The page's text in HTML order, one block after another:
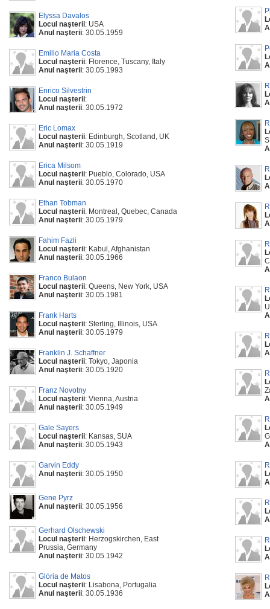
Elyssa Davalos
Locul naşterii: USA
Anul naşterii: 30.05.1959
Emilio Maria Costa
Locul naşterii: Florence, Tuscany, Italy
Anul naşterii: 30.05.1993
Enrico Silvestrin
Locul naşterii:
Anul naşterii: 30.05.1972
Eric Lomax
Locul naşterii: Edinburgh, Scotland, UK
Anul naşterii: 30.05.1919
Erica Milsom
Locul naşterii: Pueblo, Colorado, USA
Anul naşterii: 30.05.1970
Ethan Tobman
Locul naşterii: Montreal, Quebec, Canada
Anul naşterii: 30.05.1979
Fahim Fazli
Locul naşterii: Kabul, Afghanistan
Anul naşterii: 30.05.1966
Franco Bulaon
Locul naşterii: Queens, New York, USA
Anul naşterii: 30.05.1981
Frank Harts
Locul naşterii: Sterling, Illinois, USA
Anul naşterii: 30.05.1979
Franklin J. Schaffner
Locul naşterii: Tokyo, Japonia
Anul naşterii: 30.05.1920
Franz Novotny
Locul naşterii: Vienna, Austria
Anul naşterii: 30.05.1949
Gale Sayers
Locul naşterii: Kansas, SUA
Anul naşterii: 30.05.1943
Garvin Eddy
Anul naşterii: 30.05.1950
Gene Pyrz
Anul naşterii: 30.05.1956
Gerhard Olschewski
Locul naşterii: Herzogskirchen, East
Prussia, Germany
Anul naşterii: 30.05.1942
Glória de Matos
Locul naşterii: Lisabona, Portugalia
Anul naşterii: 30.05.1936